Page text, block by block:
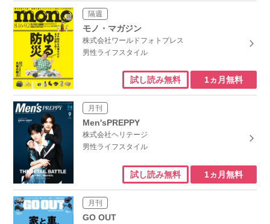
隔週
モノ・マガジン
株式会社ワールドフォトプレス
男性ライフスタイル
試し読み無料 1ヵ月無料
月刊
Men'sPREPPY
株式会社ヘリテージ
男性ライフスタイル
試し読み無料 1ヵ月無料
月刊
GO OUT